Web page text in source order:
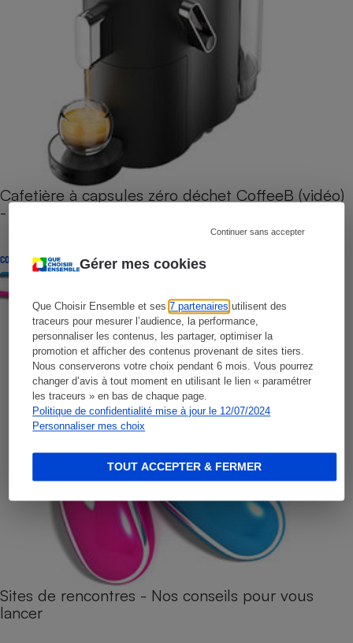
Gérer mes cookies
Que Choisir Ensemble et ses7 partenaires utilisent des
traceurs pour mesurer l’audience, la performance,
personnaliser les contenus, les partager, optimiser la
promotion et afficher des contenus provenant de sites tiers.
Nous conserverons votre choix pendant 6 mois. Vous pourrez
changer d’avis à tout moment en utilisant le lien « paramétrer
les traceurs » en bas de chaque page.
Politique de confidentialité mise à jour le 12/07/2024
Personnaliser mes choix
Continuer sans accepter
TOUT ACCEPTER & FERMER
Cafetière à capsules zéro déchet CoffeeB (vidéo)
- Premières impressions
CONSEILS
Sites de rencontres - Nos conseils pour vous
lancer